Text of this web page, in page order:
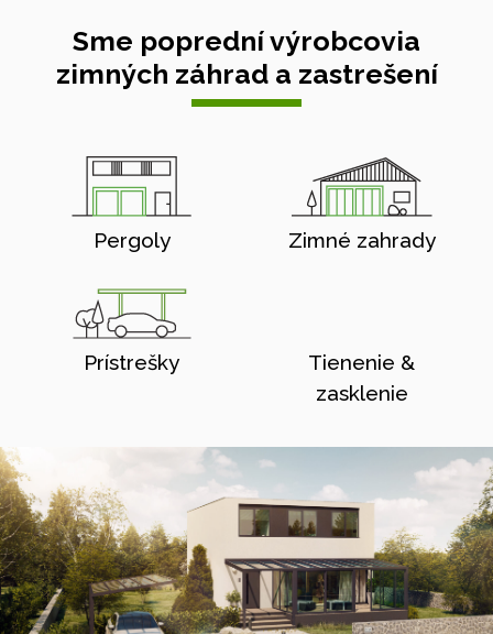
Sme poprední výrobcovia
zimných záhrad a zastrešení
Pergoly Zimné zahrady
Prístrešky
Tienenie &
zasklenie